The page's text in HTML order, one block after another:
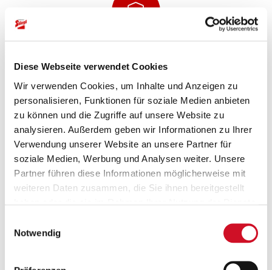
Diese Webseite verwendet Cookies
Wir verwenden Cookies, um Inhalte und Anzeigen zu
personalisieren, Funktionen für soziale Medien anbieten
zu können und die Zugriffe auf unsere Website zu
analysieren. Außerdem geben wir Informationen zu Ihrer
Verwendung unserer Website an unsere Partner für
soziale Medien, Werbung und Analysen weiter. Unsere
Partner führen diese Informationen möglicherweise mit
weiteren Daten zusammen, die Sie ihnen bereitgestellt
Notwendig
Ab einem Bestellwert von 50 Euro wird deine